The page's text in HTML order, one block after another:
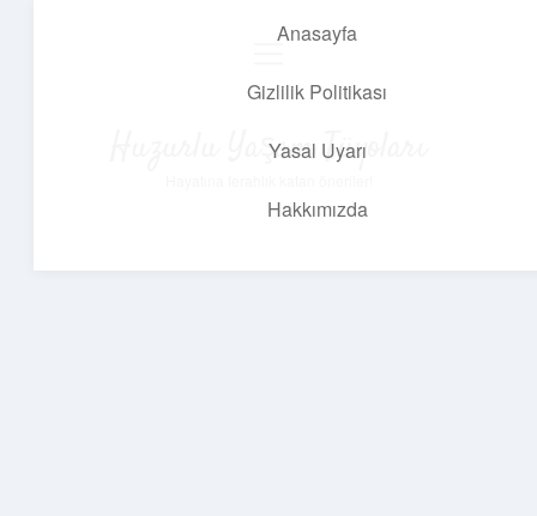
Anasayfa
Gizlilik Politikası
Yasal Uyarı
Hakkımızda
Huzurlu Yaşam Tüyoları